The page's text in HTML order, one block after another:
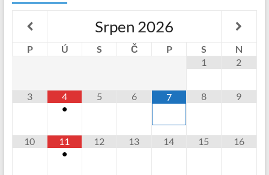
Srpen 2026
P Ú S Č P S
N
1
2
3
4
•
5 6 7 8 9
10
11
•
12 13 14 15 16